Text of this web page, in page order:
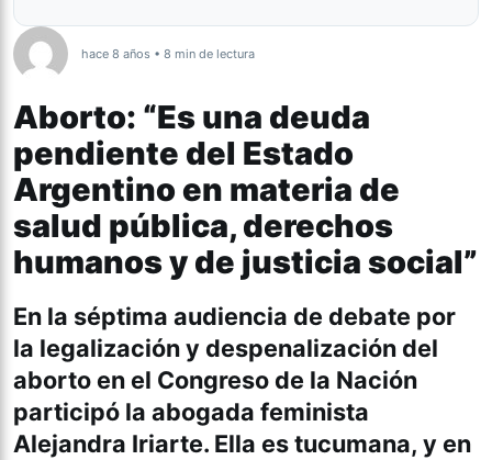
hace 8 años • 8 min de lectura
Aborto: “Es una deuda
pendiente del Estado
Argentino en materia de
salud pública, derechos
humanos y de justicia social”
En la séptima audiencia de debate por
la legalización y despenalización del
aborto en el Congreso de la Nación
participó la abogada feminista
Alejandra Iriarte. Ella es tucumana, y en